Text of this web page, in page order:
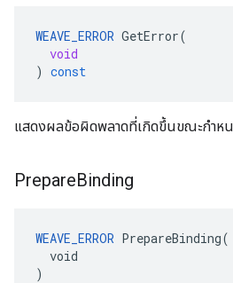
WEAVE_ERROR GetError(
void
) const
แสดงผลข้อผิดพลาดที่เกิดขึ้นขณะกำห
PrepareBinding
WEAVE_ERROR PrepareBinding(
  void
)